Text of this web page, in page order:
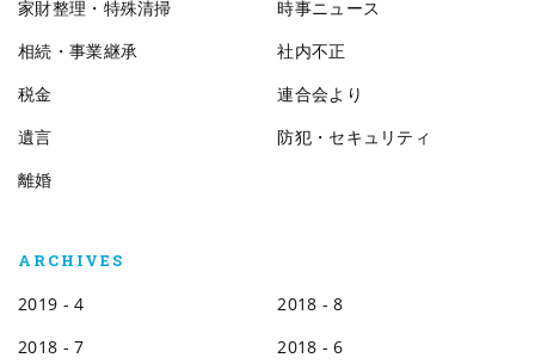
家財整理・特殊清掃
時事ニュース
相続・事業継承
社内不正
税金
連合会より
遺言
防犯・セキュリティ
離婚
ARCHIVES
2019 - 4
2018 - 8
2018 - 7
2018 - 6